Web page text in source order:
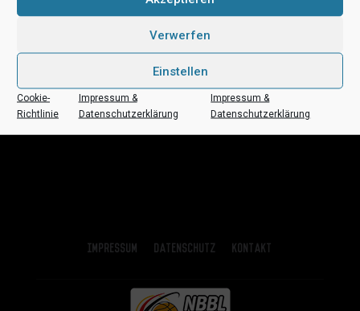
Verwerfen
Einstellen
Cookie-
Richtlinie
Impressum &
Datenschutzerklärung
Impressum &
Datenschutzerklärung
Externer Link: Tabelle, Ergebnisse und Spielplan
Ansprechpartnerin:Berit von Zabern
Impressum Datenschutz Kontakt